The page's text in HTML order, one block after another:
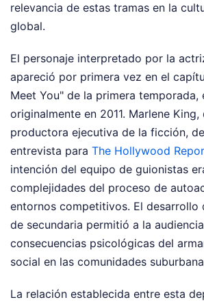
relevancia de estas tramas en la
global.
El personaje interpretado por la
apareció por primera vez en el
Meet You" de la primera temporada,
originalmente en 2011. Marlene
productora ejecutiva de la ficción,
entrevista para The Hollywood
intención del equipo de guionistas
complejidades del proceso de
entornos competitivos. El desarrollo
de secundaria permitió a la
consecuencias psicológicas del
social en las comunidades
La relación establecida entre esta